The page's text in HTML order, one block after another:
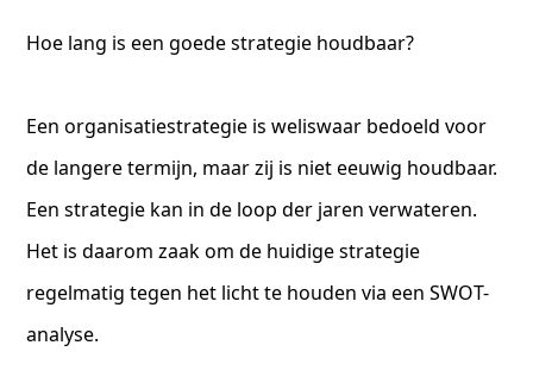
Hoe lang is een goede strategie houdbaar?
Een organisatiestrategie is weliswaar bedoeld voor
de langere termijn, maar zij is niet eeuwig houdbaar.
Een strategie kan in de loop der jaren verwateren.
Het is daarom zaak om de huidige strategie
regelmatig tegen het licht te houden via een SWOT-
analyse.